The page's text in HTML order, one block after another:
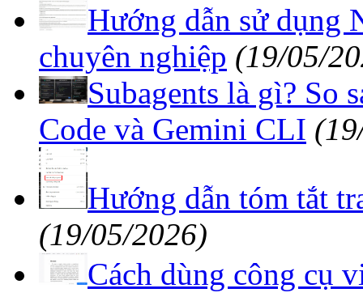
Hướng dẫn sử dụng
chuyên nghiệp (19/05/
Subagents là gì? So
Code và Gemini CLI
Hướng dẫn tóm tắt
(19/05/2026)
Cách dùng công cụ